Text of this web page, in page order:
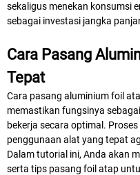
sekaligus menekan konsumsi
sebagai investasi jangka
Cara Pasang
Tepat
Cara pasang aluminium foil
memastikan fungsinya
bekerja secara optimal.
penggunaan alat yang tepat
Dalam tutorial ini, Anda akan
serta tips pasang foil atap